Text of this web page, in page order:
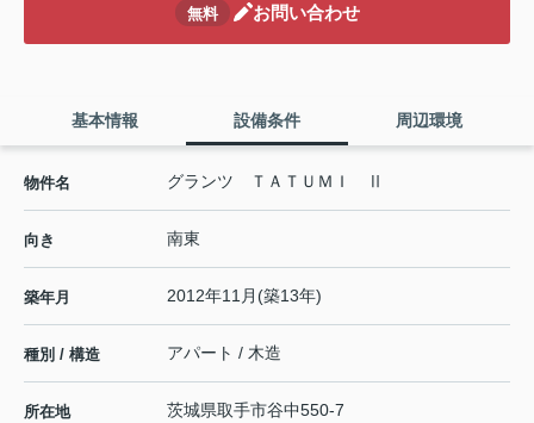
無料 お問い合わせ
基本情報 設備条件 周辺環境
物件名 グランツ ＴＡＴＵＭＩ Ⅱ
向き 南東
築年月 2012年11月(築13年)
種別 / 構造 アパート / 木造
所在地 茨城県取手市谷中550-7